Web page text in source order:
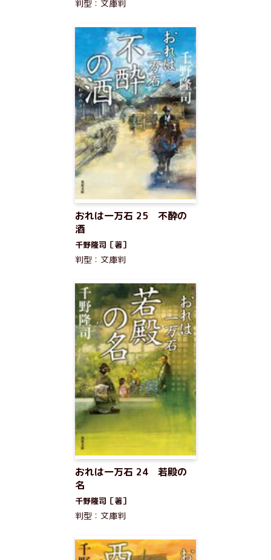
判型：文庫判
おれは一万石 25 不酔の
酒
千野隆司［著］
判型：文庫判
おれは一万石 24 若殿の
名
千野隆司［著］
判型：文庫判